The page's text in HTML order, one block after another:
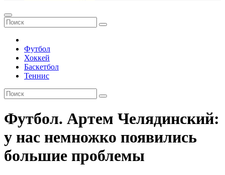
Футбол
Хоккей
Баскетбол
Теннис
Футбол. Артем Челядинский:
у нас немножко появились
большие проблемы